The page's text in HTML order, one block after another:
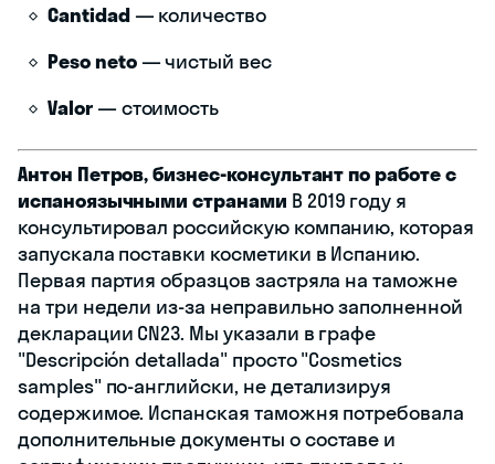
Cantidad— количество
Peso neto— чистый вес
Valor— стоимость
Антон Петров, бизнес-консультант по работе с
испаноязычными странами В 2019 году я
консультировал российскую компанию, которая
запускала поставки косметики в Испанию.
Первая партия образцов застряла на таможне
на три недели из-за неправильно заполненной
декларации CN23. Мы указали в графе
"Descripción detallada" просто "Cosmetics
samples" по-английски, не детализируя
содержимое. Испанская таможня потребовала
дополнительные документы о составе и